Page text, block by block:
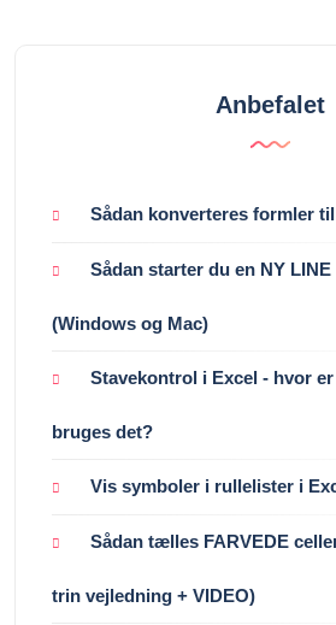
Anbefalet
Sådan konverteres formler
Sådan starter du en NY
(Windows og Mac)
Stavekontrol i Excel - hvor
bruges det?
Vis symboler i rullelister i
Sådan tælles FARVEDE
trin vejledning + VIDEO)